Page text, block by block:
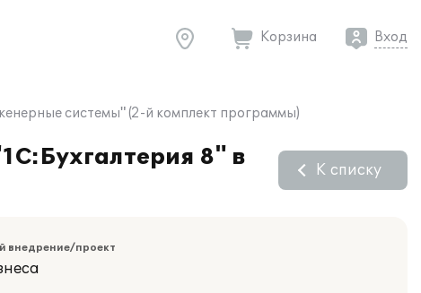
Корзина Вход
системы" (2-й комплект программы)
8" в
К списку
внедрение/проект